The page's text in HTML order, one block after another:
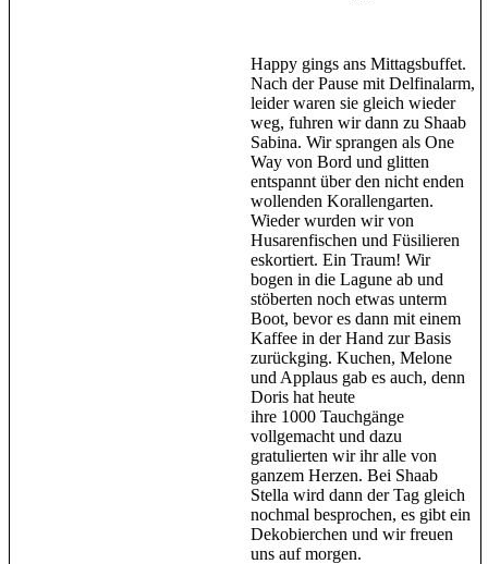
Happy gings ans Mittagsbuffet.
Nach der Pause mit Delfinalarm,
leider waren sie gleich wieder
weg, fuhren wir dann zu Shaab
Sabina. Wir sprangen als One
Way von Bord und glitten
entspannt über den nicht enden
wollenden Korallengarten.
Wieder wurden wir von
Husarenfischen und Füsilieren
eskortiert. Ein Traum! Wir
bogen in die Lagune ab und
stöberten noch etwas unterm
Boot, bevor es dann mit einem
Kaffee in der Hand zur Basis
zurückging. Kuchen, Melone
und Applaus gab es auch, denn
Doris hat heute
ihre 1000 Tauchgänge
vollgemacht und dazu
gratulierten wir ihr alle von
ganzem Herzen. Bei Shaab
Stella wird dann der Tag gleich
nochmal besprochen, es gibt ein
Dekobierchen und wir freuen
uns auf morgen.